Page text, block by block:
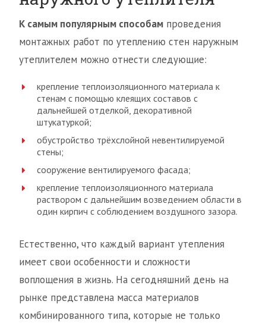
К самым популярным способам проведения
монтажных работ по утеплению стен наружным
утеплителем можно отнести следующие:
крепление теплоизоляционного материала к
стенам с помощью клеящих составов с
дальнейшей отделкой, декоративной
штукатуркой;
обустройство трёхслойной невентилируемой
стены;
сооружение вентилируемого фасада;
крепление теплоизоляционного материала
раствором с дальнейшим возведением области в
один кирпич с соблюдением воздушного зазора.
Естественно, что каждый вариант утепления
имеет свои особенности и сложности
воплощения в жизнь. На сегодняшний день на
рынке представлена масса материалов
комбинированного типа, которые не только